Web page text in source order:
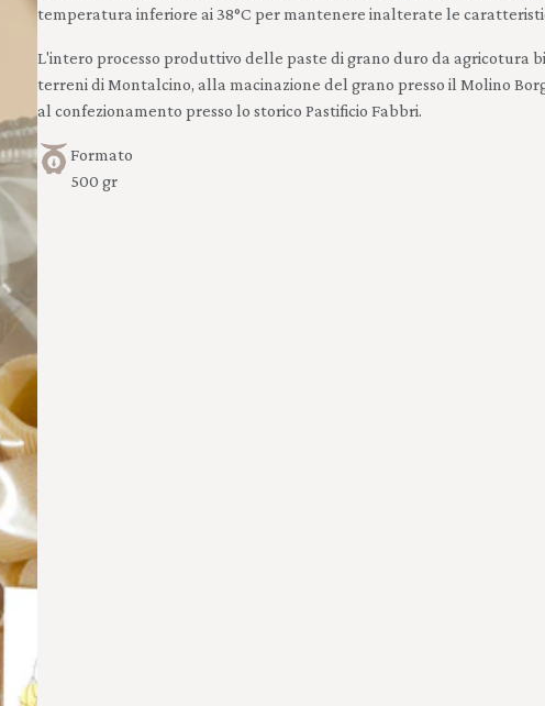
temperatura inferiore ai 38°C per mantenere inalterate le
L'intero processo produttivo delle paste di grano duro da agricotura
terreni di Montalcino, alla macinazione del grano presso il Molino
al confezionamento presso lo storico Pastificio Fabbri.
Formato
500 gr